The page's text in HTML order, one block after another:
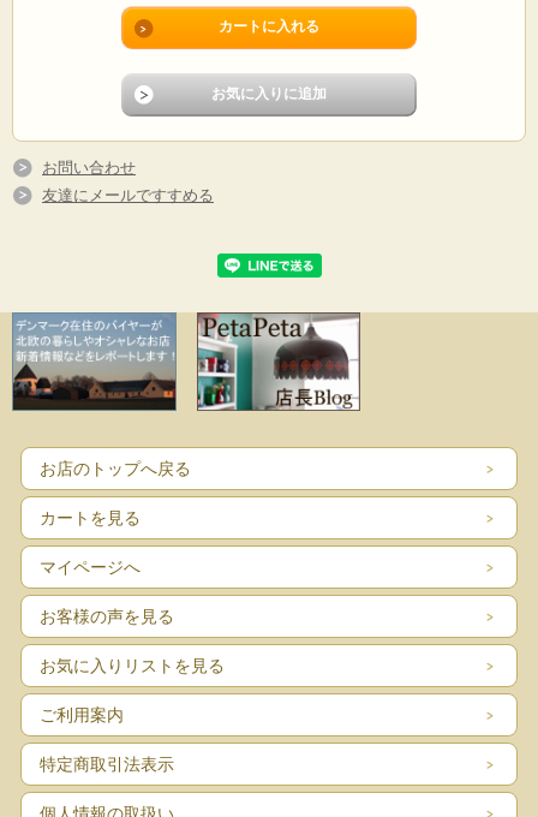
デンマーク、Soholm（スーホルム）のテーブルランプです。こちらはカカオカラ
ーとベージュカラーが美しいデザインですスクエア型の土台でシャープな印象か
つ、使い勝手の良い中サイズで、単品販売している柄物のランプシェードもいろ
いろお使いいただけるので、いろいろ雰囲気を変えて楽しんでいただけます。
ード専門店にて麻素材のシンプルタイプのものを購入しました。ランプのサイズ
に合わせてお付けしていますが、シェードが不要の場合は、定価より2500円引き
とさせていただきます。
せ。電気の入切はソケット横のスイッチで行います。撮影で使用している電球
■製造国：デンマーク
■メーカー：Soholm（スーホルム）
■サイズ：9×9cm、シェード含む高さ36cm
お問い合わせ
友達にメールですすめる
お店のトップへ戻る
カートを見る
マイページへ
お客様の声を見る
お気に入りリストを見る
ご利用案内
特定商取引法表示
個人情報の取扱い